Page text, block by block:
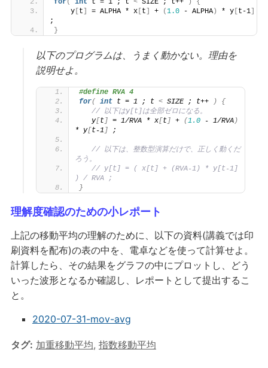
    y
[t] = ALPHA * x[t] + (1.0 - ALPHA) * y[t-1]
;
}
以下のプログラムは、うまく動かない。理由を
説明せよ。
#define RVA 4
for( int t = 1 ; t < SIZE ; t++ )
{
// 以下はy[t]は全部ゼロになる。
   y
[t] = 1/RVA * x[t] + (1.0 - 1/RVA)
* y[t-1 ] ;
// 以下は、整数型演算だけで、正しく動くだ
ろう。
// y[t] = ( x[t] + (RVA-1) * y[t-1]
) / RVA ;
}
理解度確認のための小レポート
上記の移動平均の理解のために、以下の資料(講義では印
刷資料を配布)の表の中を、電卓などを使って計算せよ。
計算したら、その結果をグラフの中にプロットし、どう
いった波形となるか確認し、レポートとして提出するこ
と。
2020-07-31-mov-avg
タグ: 加重移動平均, 指数移動平均